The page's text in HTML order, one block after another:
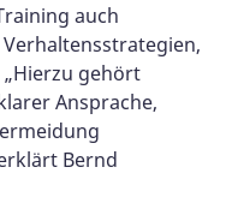
auch
gehört
Ansprache,
Bernd